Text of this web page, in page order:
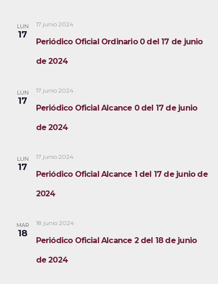
LUN
17
Periódico Oficial Ordinario 0 del 17 de junio
de 2024
17 junio 2024
LUN
17
Periódico Oficial Alcance 0 del 17 de junio
de 2024
17 junio 2024
LUN
17
Periódico Oficial Alcance 1 del 17 de junio de
2024
17 junio 2024
MAR
18
Periódico Oficial Alcance 2 del 18 de junio
de 2024
18 junio 2024